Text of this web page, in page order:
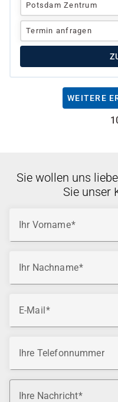
Potsdam Zentrum
Termin anfragen
WEITERE
Sie wollen uns
Sie unser
Ihr Vorname
Ihr Nachname
E-Mail
Ihre Telefonnummer
Ihre Nachricht